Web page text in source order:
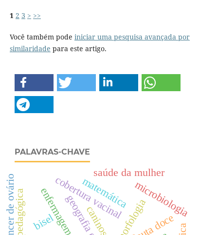
1 2 3 > >>
Você também pode iniciar uma pesquisa avançada por
similaridade para este artigo.
PALAVRAS-CHAVE
cobertura vacinal
enfermagem microbiologia
bisel
matemática
saúde da mulher
câncer de ovário caninos